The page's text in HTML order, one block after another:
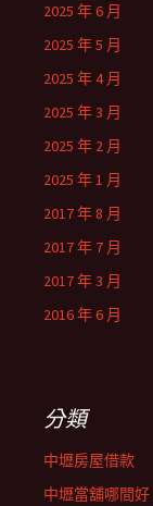
2025 年 6 月
2025 年 5 月
2025 年 4 月
2025 年 3 月
2025 年 2 月
2025 年 1 月
2017 年 8 月
2017 年 7 月
2017 年 3 月
2016 年 6 月
分類
中壢房屋借款
中壢當舖哪間好